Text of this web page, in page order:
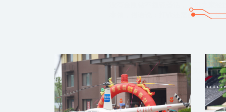
本领，俗语说：打铁还需自身硬，
2014-11-13 庞巴迪公务机 - 挑战者850
挑战者850由庞巴迪公司的支线飞机
宽敞的机舱和翼展，融合了大客舱公